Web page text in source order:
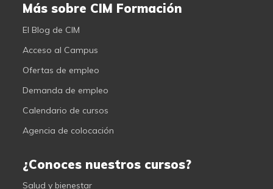
Más sobre CIM Formación
El Blog de CIM
Acceso al Campus
Ofertas de empleo
Demanda de empleo
Calendario de cursos
Agencia de colocación
¿Conoces nuestros cursos?
Salud y bienestar